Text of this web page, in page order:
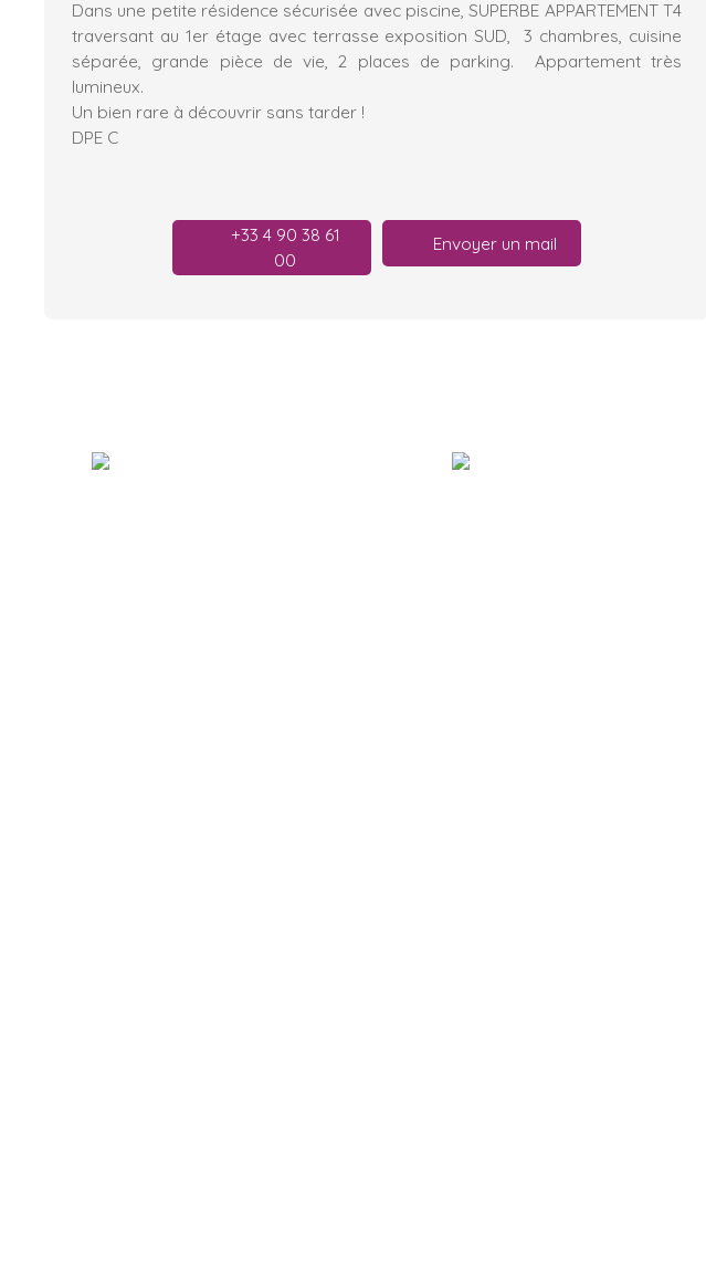
Dans une petite résidence sécurisée avec piscine, SUPERBE APPARTEMENT T4
traversant au 1er étage avec terrasse exposition SUD, 3 chambres, cuisine
séparée, grande pièce de vie, 2 places de parking. Appartement très
lumineux.
Un bien rare à découvrir sans tarder !
DPE C
+33 4 90 38 61
00
Envoyer un mail